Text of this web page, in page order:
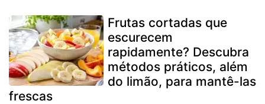
Frutas cortadas que
escurecem
rapidamente? Descubra
métodos práticos, além
do limão, para mantê-las
frescas